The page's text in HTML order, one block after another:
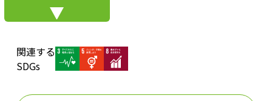
関連する
SDGs